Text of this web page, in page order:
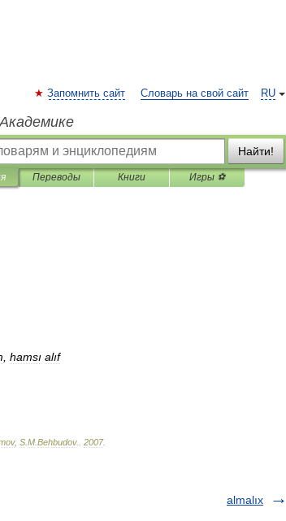
RU
Запомнить сайт Словарь на свой сайт
Найти!
Переводы Книги Игры ⚽
hamsı alıf
, S M Behbudov. 2007.
almalıx